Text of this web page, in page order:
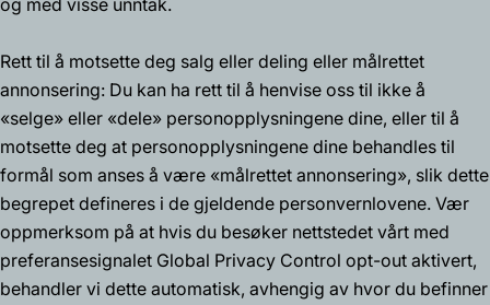
og med visse unntak.
Rett til å motsette deg salg eller deling eller målrettet
annonsering: Du kan ha rett til å henvise oss til ikke å
«selge» eller «dele» personopplysningene dine, eller til å
motsette deg at personopplysningene dine behandles til
formål som anses å være «målrettet annonsering», slik dette
begrepet defineres i de gjeldende personvernlovene. Vær
oppmerksom på at hvis du besøker nettstedet vårt med
preferansesignalet Global Privacy Control opt-out aktivert,
behandler vi dette automatisk, avhengig av hvor du befinner